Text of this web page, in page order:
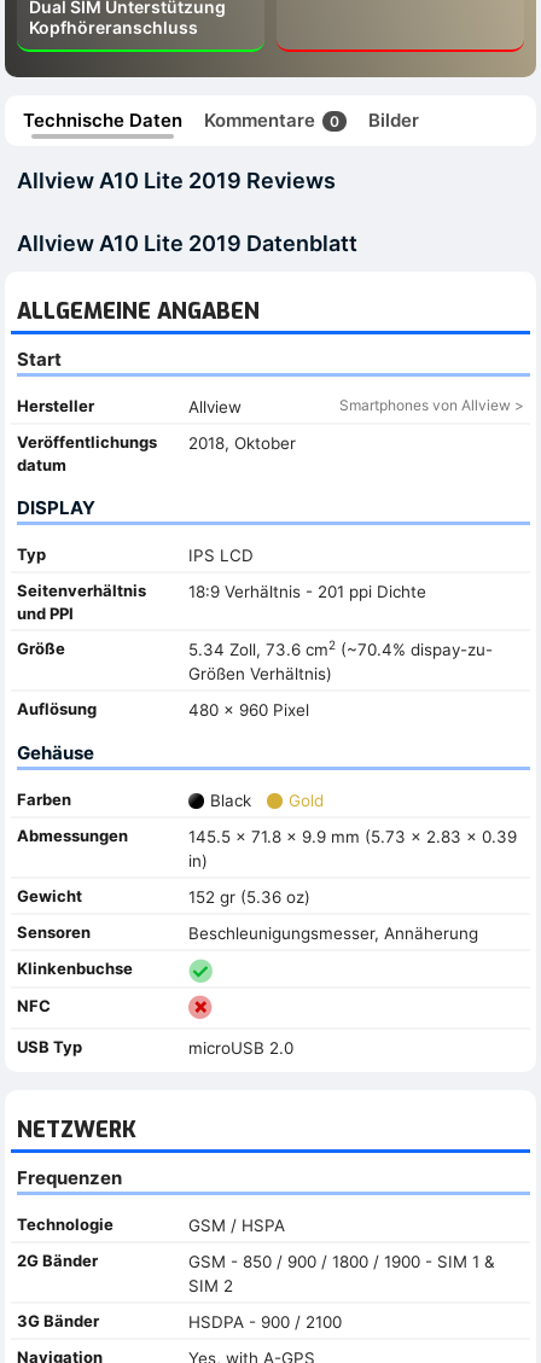
Dual SIM Unterstützung
Kopfhöreranschluss
Technische Daten Kommentare 0 Bilder
Allview A10 Lite 2019 Reviews
Allview A10 Lite 2019 Datenblatt
ALLGEMEINE ANGABEN
Start
Hersteller Allview Smartphones von Allview >
Veröffentlichungs
datum
2018, Oktober
DISPLAY
Typ
IPS LCD
Seitenverhältnis
und PPI
18:9 Verhältnis - 201 ppi Dichte
Größe 5.34 Zoll, 73.6 cm2(~70.4% dispay-zu-
Größen Verhältnis)
Auflösung
480 x 960 Pixel
Gehäuse
Farben Black
Gold
Abmessungen
145.5 x 71.8 x 9.9 mm (5.73 x 2.83 x 0.39
in)
Gewicht
152 gr (5.36 oz)
Sensoren
Beschleunigungsmesser, Annäherung
Klinkenbuchse
NFC
USB Typ microUSB 2.0
NETZWERK
Frequenzen
Technologie
GSM / HSPA
2G Bänder
GSM - 850 / 900 / 1800 / 1900 - SIM 1 &
SIM 2
3G Bänder
HSDPA - 900 / 2100
Navigation
Yes, with A-GPS